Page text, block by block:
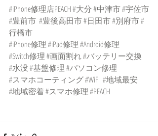
#iPhone修理店PEACH#大分#中津市#宇佐市
#豊前市 #豊後高田市#日田市#別府市#
行橋市
#iPhone修理#iPad修理#Android修理
#Switch修理#画面割れ#バッテリー交換
#水没#基盤修理#パソコン修理
#スマホコーティング#WiFi #地域最安
#地域密着#スマホ修理#PEACH